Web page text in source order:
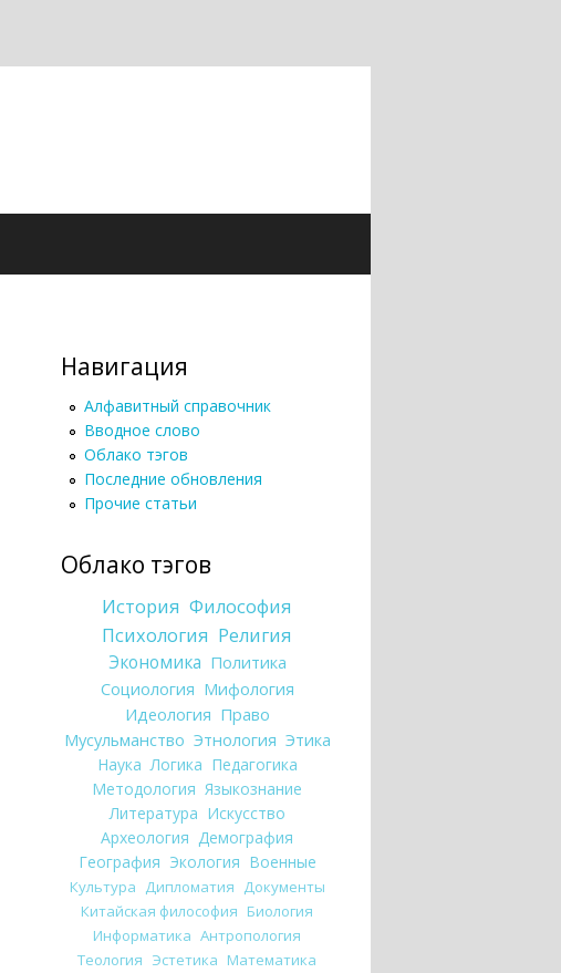
Навигация
Алфавитный справочник
Вводное слово
Облако тэгов
Последние обновления
Прочие статьи
Облако тэгов
История Философия
Психология Религия
Экономика Политика
Социология Мифология
Идеология Право
Мусульманство Этнология Этика
Наука Логика Педагогика
Методология Языкознание
Литература Искусство
Археология Демография
География Экология Военные
Культура Дипломатия Документы
Китайская философия Биология
Информатика Антропология
Теология Эстетика Математика